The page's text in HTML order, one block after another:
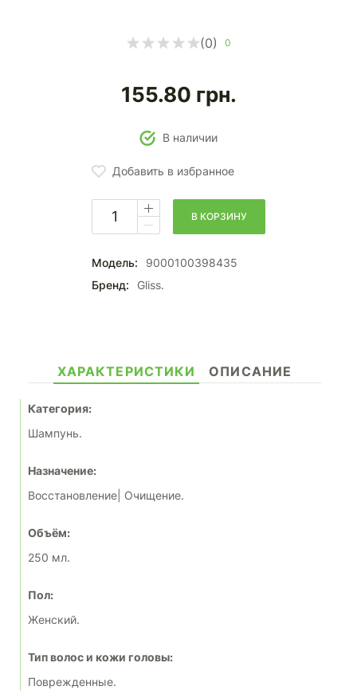
(0) 0
155.80 грн.
В наличии
Добавить в избранное
В КОРЗИНУ
Модель:
9000100398435
Бренд:
Gliss.
ХАРАКТЕРИСТИКИ ОПИСАНИЕ
Категория:
Шампунь.
Назначение:
Восстановление| Очищение.
Объём:
250 мл.
Пол:
Женский.
Тип волос и кожи головы:
Поврежденные.